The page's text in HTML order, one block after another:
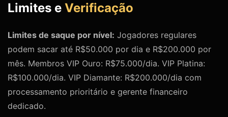
Limites e Verificação
Limites de saque por nível: Jogadores regulares
podem sacar até R$50.000 por dia e R$200.000 por
mês. Membros VIP Ouro: R$75.000/dia. VIP Platina:
R$100.000/dia. VIP Diamante: R$200.000/dia com
processamento prioritário e gerente financeiro
dedicado.